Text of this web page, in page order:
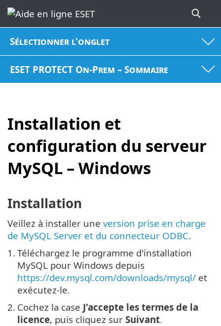
Sélectionner l'onglet
ESET PROTECT On-Prem – Sommaire
Installation et
configuration du serveur
MySQL – Windows
Installation
Veillez à installer une version prise en charge
de MySQL Server et du connecteur ODBC.
1. Téléchargez le programme d'installation
MySQL pour Windows depuis
https://dev.mysql.com/downloads/mysql/ et
exécutez-le.
2. Cochez la case J'accepte les termes de la
licence, puis cliquez sur Suivant.